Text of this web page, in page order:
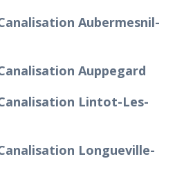
Aubermesnil-
Auppegard
Lintot-Les-
Longueville-